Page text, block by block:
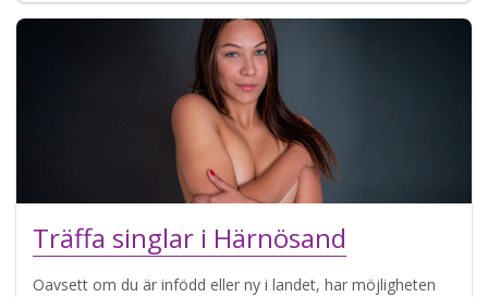
Träffa singlar i Härnösand
Oavsett om du är infödd eller ny i landet, har möjligheten